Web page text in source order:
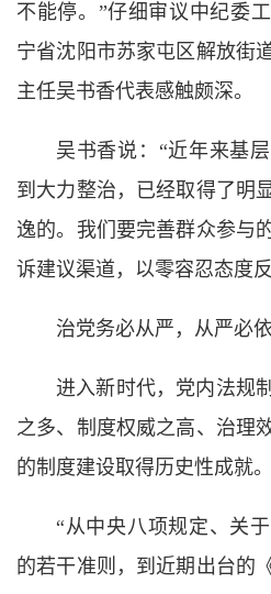
不能停。”仔细审议中纪委
宁省沈阳市苏家屯区解放街
主任吴书香代表感触颇深。
吴书香说：“近年来基
到大力整治，已经取得了明
逸的。我们要完善群众参与
诉建议渠道，以零容忍态度
治党务必从严，从严必依
进入新时代，党内法规
之多、制度权威之高、治理
的制度建设取得历史性成就。
“从中央八项规定、关
的若干准则，到近期出台的